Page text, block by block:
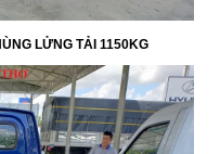
LỬNG TẢI 1150KG